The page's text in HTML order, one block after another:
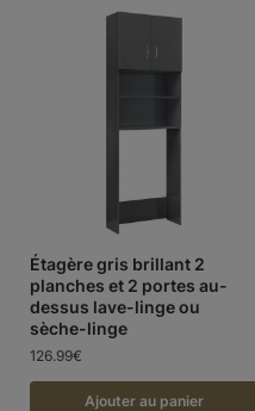
Étagère gris brillant 2
planches et 2 portes au-
dessus lave-linge ou
sèche-linge
126.99€
Ajouter au panier